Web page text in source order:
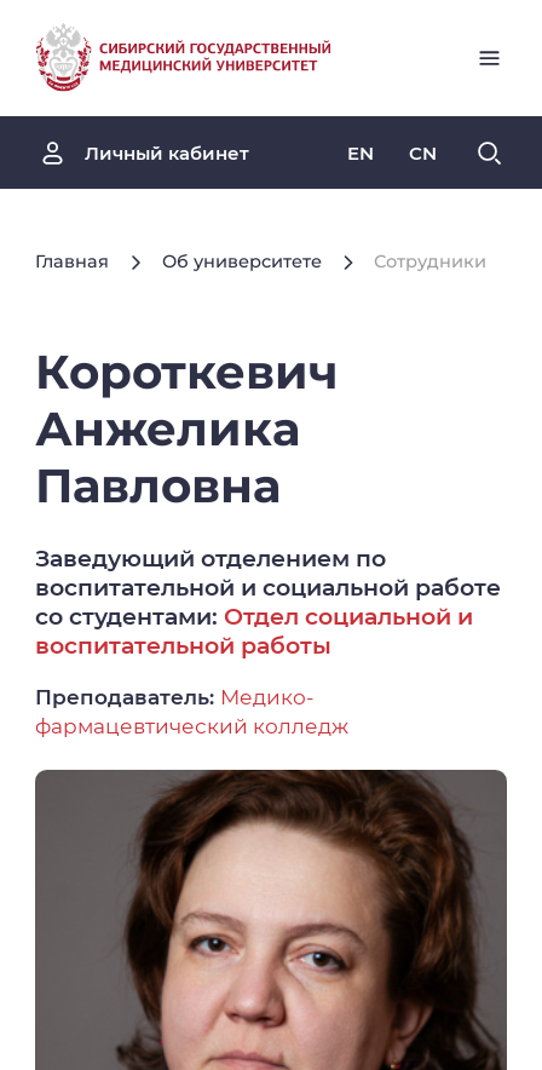
Личный кабинет EN CN
Главная Об университете Сотрудники
Короткевич
Анжелика
Павловна
Заведующий отделением по
воспитательной и социальной работе
со студентами: Отдел социальной и
воспитательной работы
Преподаватель: Медико-
фармацевтический колледж